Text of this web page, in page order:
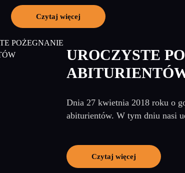
Czytaj więcej
UROCZYSTE
Dnia 27 kwietnia 2018 roku o
abiturientów. W tym dniu nasi
Czytaj więcej